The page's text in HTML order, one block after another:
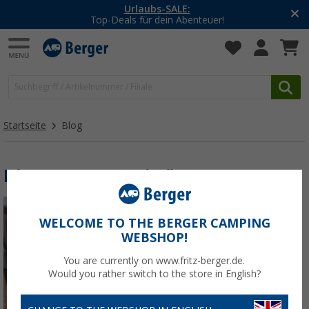
-20% auf
Mit dem
Startseite Blog
Die neuesten Beiträge
WELCOME TO THE BERGER CAMPING
WEBSHOP!
You are currently on www.fritz-berger.de.
Would you rather switch to the store in English?